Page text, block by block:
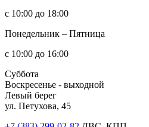
с 10:00 до 18:00
Понедельник – Пятница
с 10:00 до 16:00
Суббота
Воскресенье - выходной
Левый берег
ул. Петухова, 45